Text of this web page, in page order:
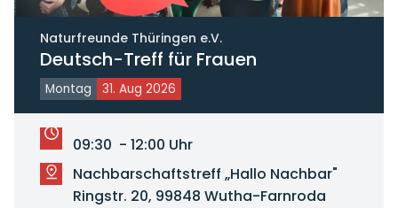
Naturfreunde Thüringen e.V.
Deutsch-Treff für Frauen
Montag 31. Aug 2026
09:30 - 12:00 Uhr
Nachbarschaftstreff „Hallo Nachbar"
Ringstr. 20, 99848 Wutha-Farnroda